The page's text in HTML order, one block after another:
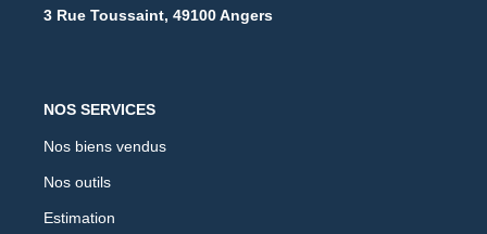
3 Rue Toussaint, 49100 Angers
NOS SERVICES
Nos biens vendus
Nos outils
Estimation